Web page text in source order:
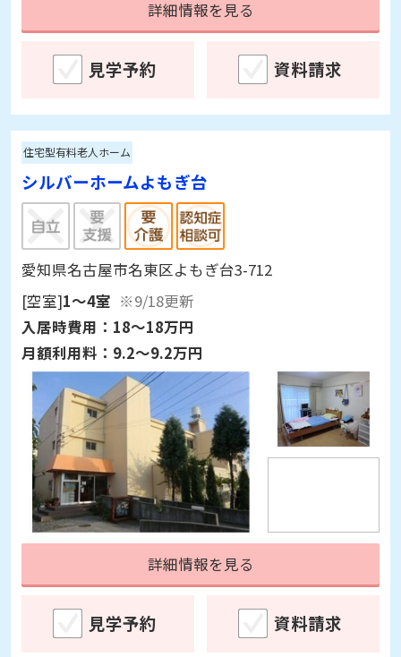
住宅型有料老人ホーム
シルバーホームよもぎ台
愛知県名古屋市名東区よもぎ台3-712
[空室]1～4室 ※9/18更新
入居時費用： 18～18万円
月額利用料： 9.2～9.2万円
詳細情報を見る